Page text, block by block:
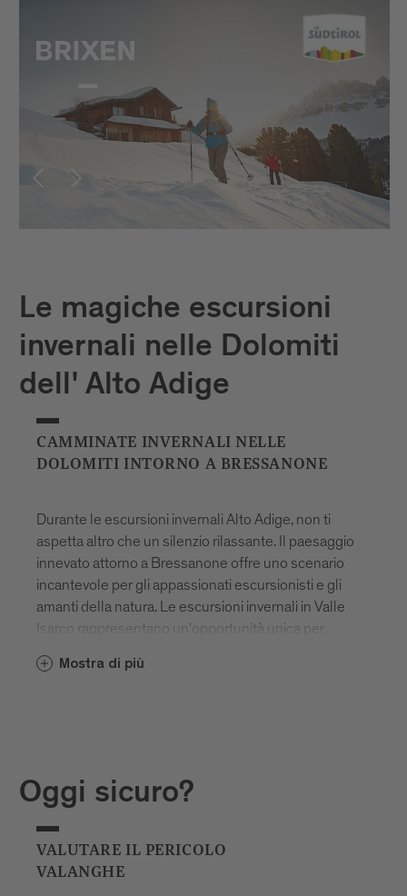
Le magiche escursioni
invernali nelle Dolomiti
dell' Alto Adige
CAMMINATE INVERNALI NELLE
DOLOMITI INTORNO A BRESSANONE
Durante le escursioni invernali Alto Adige, non ti
aspetta altro che un silenzio rilassante. Il paesaggio
innevato attorno a Bressanone offre uno scenario
incantevole per gli appassionati escursionisti e gli
amanti della natura. Le escursioni invernali in Valle
Isarco rappresentano un'opportunità unica per
neve. I sentieri preparati conducono attraverso
Bressanone, che consente l'accesso a zone remote
Mostra di più
Oggi sicuro?
VALUTARE IL PERICOLO
VALANGHE